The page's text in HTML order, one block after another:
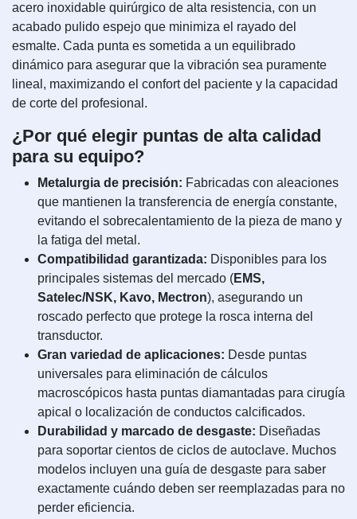
acero inoxidable quirúrgico de alta resistencia, con un
acabado pulido espejo que minimiza el rayado del
esmalte. Cada punta es sometida a un equilibrado
dinámico para asegurar que la vibración sea puramente
lineal, maximizando el confort del paciente y la capacidad
de corte del profesional.
¿Por qué elegir puntas de alta calidad
para su equipo?
Metalurgia de precisión: Fabricadas con aleaciones
que mantienen la transferencia de energía constante,
evitando el sobrecalentamiento de la pieza de mano y
la fatiga del metal.
Compatibilidad garantizada: Disponibles para los
principales sistemas del mercado (EMS,
Satelec/NSK, Kavo, Mectron), asegurando un
roscado perfecto que protege la rosca interna del
transductor.
Gran variedad de aplicaciones: Desde puntas
universales para eliminación de cálculos
macroscópicos hasta puntas diamantadas para cirugía
apical o localización de conductos calcificados.
Durabilidad y marcado de desgaste: Diseñadas
para soportar cientos de ciclos de autoclave. Muchos
modelos incluyen una guía de desgaste para saber
exactamente cuándo deben ser reemplazadas para no
perder eficiencia.